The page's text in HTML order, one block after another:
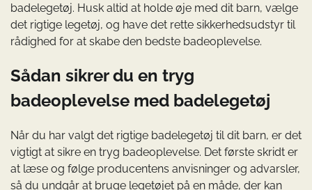
badelegetøj. Husk altid at holde øje med dit barn, vælge
det rigtige legetøj, og have det rette sikkerhedsudstyr til
rådighed for at skabe den bedste badeoplevelse.
Sådan sikrer du en tryg
badeoplevelse med badelegetøj
Når du har valgt det rigtige badelegetøj til dit barn, er det
vigtigt at sikre en tryg badeoplevelse. Det første skridt er
at læse og følge producentens anvisninger og advarsler,
så du undgår at bruge legetøjet på en måde, der kan